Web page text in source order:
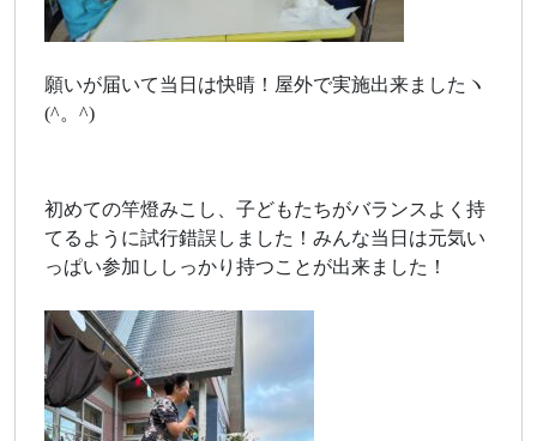
願いが届いて当日は快晴！屋外で実施出来ましたヽ
(^。^)
初めての竿燈みこし、子どもたちがバランスよく持
てるように試行錯誤しました！みんな当日は元気い
っぱい参加ししっかり持つことが出来ました！